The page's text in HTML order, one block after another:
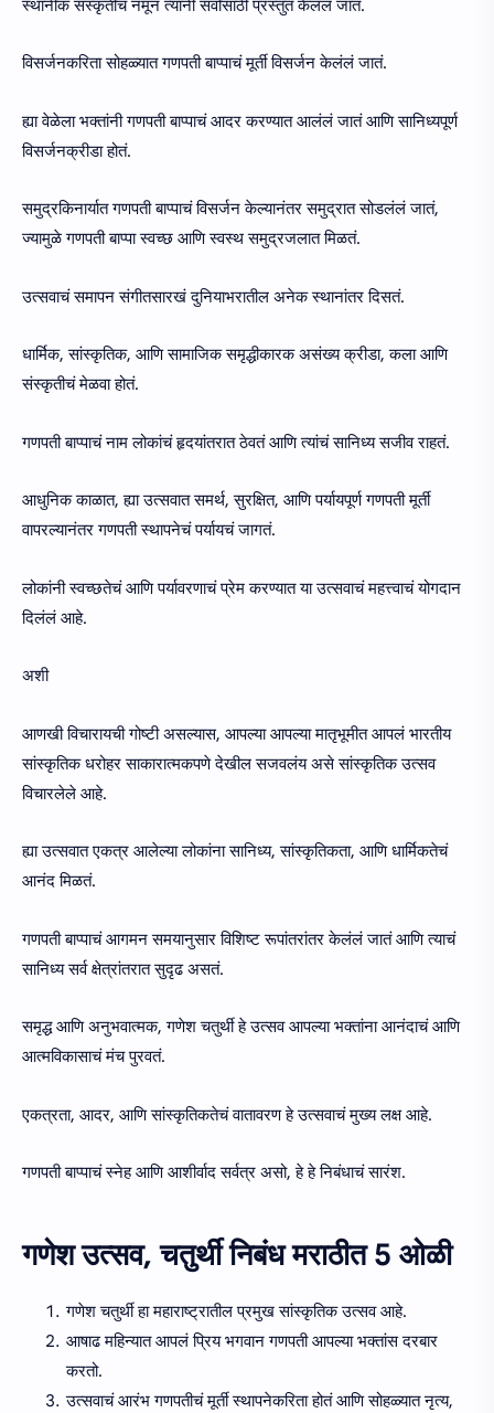
स्थानीक संस्कृतीचं नमूनं त्यांनी सर्वांसाठी प्रस्तुत केलंलं जातं.
विसर्जनकरिता सोहळ्यात गणपती बाप्पाचं मूर्ती विसर्जन केलंलं जातं.
ह्या वेळेला भक्तांनी गणपती बाप्पाचं आदर करण्यात आलंलं जातं आणि सानिध्यपूर्ण
विसर्जनक्रीडा होतं.
समुद्रकिनार्यात गणपती बाप्पाचं विसर्जन केल्यानंतर समुद्रात सोडलंलं जातं,
ज्यामुळे गणपती बाप्पा स्वच्छ आणि स्वस्थ समुद्रजलात मिळतं.
उत्सवाचं समापन संगीतसारखं दुनियाभरातील अनेक स्थानांतर दिसतं.
धार्मिक, सांस्कृतिक, आणि सामाजिक समृद्धीकारक असंख्य क्रीडा, कला आणि
संस्कृतीचं मेळवा होतं.
गणपती बाप्पाचं नाम लोकांचं हृदयांतरात ठेवतं आणि त्यांचं सानिध्य सजीव राहतं.
आधुनिक काळात, ह्या उत्सवात समर्थ, सुरक्षित, आणि पर्यायपूर्ण गणपती मूर्ती
वापरल्यानंतर गणपती स्थापनेचं पर्यायचं जागतं.
लोकांनी स्वच्छतेचं आणि पर्यावरणाचं प्रेम करण्यात या उत्सवाचं महत्त्वाचं योगदान
दिलंलं आहे.
अशी
आणखी विचारायची गोष्टी असल्यास, आपल्या आपल्या मातृभूमीत आपलं भारतीय
सांस्कृतिक धरोहर साकारात्मकपणे देखील सजवलंय असे सांस्कृतिक उत्सव
विचारलेले आहे.
ह्या उत्सवात एकत्र आलेल्या लोकांना सानिध्य, सांस्कृतिकता, आणि धार्मिकतेचं
आनंद मिळतं.
गणपती बाप्पाचं आगमन समयानुसार विशिष्ट रूपांतरांतर केलंलं जातं आणि त्याचं
सानिध्य सर्व क्षेत्रांतरात सुदृढ असतं.
समृद्ध आणि अनुभवात्मक, गणेश चतुर्थी हे उत्सव आपल्या भक्तांना आनंदाचं आणि
आत्मविकासाचं मंच पुरवतं.
एकत्रता, आदर, आणि सांस्कृतिकतेचं वातावरण हे उत्सवाचं मुख्य लक्ष आहे.
गणपती बाप्पाचं स्नेह आणि आशीर्वाद सर्वत्र असो, हे हे निबंधाचं सारंश.
गणेश उत्सव, चतुर्थी निबंध मराठीत 5 ओळी
गणेश चतुर्थी हा महाराष्ट्रातील प्रमुख सांस्कृतिक उत्सव आहे.
आषाढ महिन्यात आपलं प्रिय भगवान गणपती आपल्या भक्तांस दरबार
करतो.
उत्सवाचं आरंभ गणपतीचं मूर्ती स्थापनेकरिता होतं आणि सोहळ्यात नृत्य,